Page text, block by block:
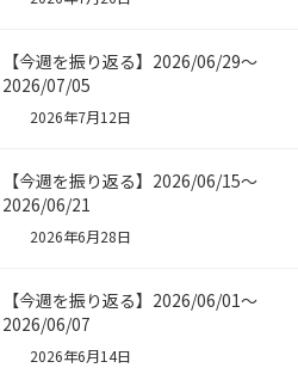
【今週を振り返る】2026/06/29〜
2026/07/05
2026年7月12日
【今週を振り返る】2026/06/15〜
2026/06/21
2026年6月28日
【今週を振り返る】2026/06/01〜
2026/06/07
2026年6月14日